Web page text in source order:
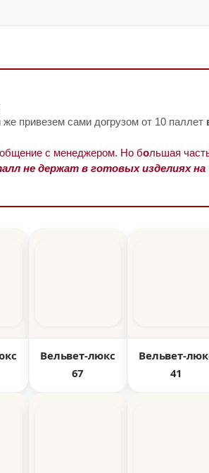
привезем сами догрузом от 10 паллет
с менеджером. Но большая
не держат в готовых изделиях на
Вельвет-люкс
67
Вельвет-
41